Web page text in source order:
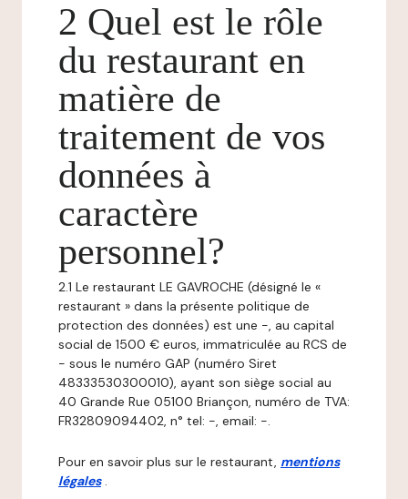
2 Quel est le rôle
du restaurant en
matière de
traitement de vos
données à
caractère
personnel?
2.1 Le restaurant LE GAVROCHE (désigné le «
restaurant » dans la présente politique de
protection des données) est une -, au capital
social de 1500 € euros, immatriculée au RCS de
- sous le numéro GAP (numéro Siret
48333530300010), ayant son siège social au
40 Grande Rue 05100 Briançon, numéro de TVA:
FR32809094402, n° tel: -, email: -.
Pour en savoir plus sur le restaurant, mentions
légales .